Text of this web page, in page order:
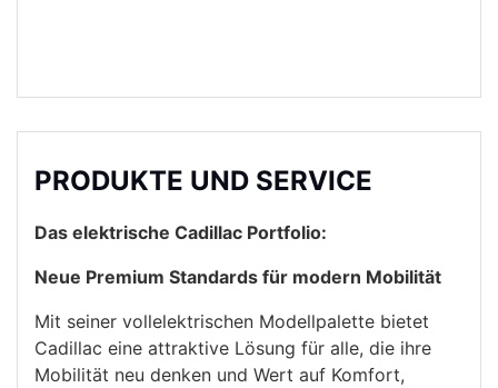
PRODUKTE UND SERVICE
Das elektrische Cadillac Portfolio:
Neue Premium Standards für modern Mobilität
Mit seiner vollelektrischen Modellpalette bietet
Cadillac eine attraktive Lösung für alle, die ihre
Mobilität neu denken und Wert auf Komfort,